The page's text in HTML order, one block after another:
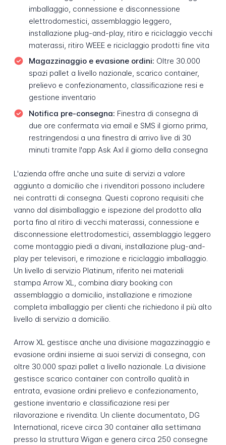
imballaggio, connessione e disconnessione
elettrodomestici, assemblaggio leggero,
installazione plug-and-play, ritiro e riciclaggio vecchi
materassi, ritiro WEEE e riciclaggio prodotti fine vita
Magazzinaggio e evasione ordini: Oltre 30.000
spazi pallet a livello nazionale, scarico container,
prelievo e confezionamento, classificazione resi e
gestione inventario
Notifica pre-consegna: Finestra di consegna di
due ore confermata via email e SMS il giorno prima,
restringendosi a una finestra di arrivo live di 30
minuti tramite l'app Ask Axl il giorno della consegna
L'azienda offre anche una suite di servizi a valore
aggiunto a domicilio che i rivenditori possono includere
nei contratti di consegna. Questi coprono requisiti che
vanno dal disimballaggio e ispezione del prodotto alla
porta fino al ritiro di vecchi materassi, connessione e
disconnessione elettrodomestici, assemblaggio leggero
come montaggio piedi a divani, installazione plug-and-
play per televisori, e rimozione e riciclaggio imballaggio.
Un livello di servizio Platinum, riferito nei materiali
stampa Arrow XL, combina diary booking con
assemblaggio a domicilio, installazione e rimozione
completa imballaggio per clienti che richiedono il più alto
livello di servizio a domicilio.
Arrow XL gestisce anche una divisione magazzinaggio e
evasione ordini insieme ai suoi servizi di consegna, con
oltre 30.000 spazi pallet a livello nazionale. La divisione
gestisce scarico container con controllo qualità in
entrata, evasione ordini prelievo e confezionamento,
gestione inventario e classificazione resi per
rilavorazione e rivendita. Un cliente documentato, DG
International, riceve circa 30 container alla settimana
presso la struttura Wigan e genera circa 250 consegne